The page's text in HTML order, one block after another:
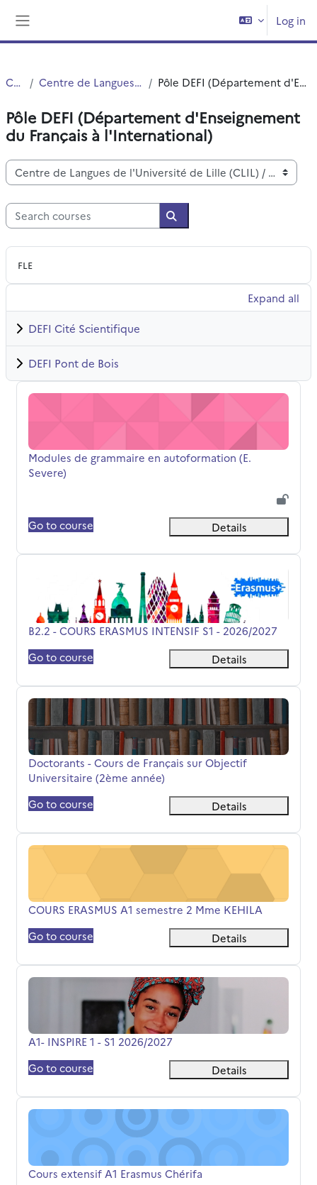
Log in
Courses Centre de Langues de l'Université de Lille (CLIL) Pôle DEFI (Département d'Enseignement du Français à l'International)
Pôle DEFI (Département d'Enseignement
du Français à l'International)
Course categories
Search courses
Search courses
FLE
Expand all
DEFI Cité Scientifique
DEFI Pont de Bois
Modules de grammaire en autoformation (E. Severe)
Course name
Modules de grammaire en autoformation (E.
Severe)
Go to course Details
B2.2 - COURS ERASMUS INTENSIF S1 - 2026/2027
Course name
B2.2 - COURS ERASMUS INTENSIF S1 - 2026/2027
Go to course
Details
Doctorants - Cours de Français sur Objectif Universitaire
Course name
Doctorants - Cours de Français sur Objectif
Universitaire (2ème année)
Go to course
Details
COURS ERASMUS A1 semestre 2 Mme KEHILA
Course name
COURS ERASMUS A1 semestre 2 Mme KEHILA
Go to course
Details
A1- INSPIRE 1 - S1 2026/2027
Course name
A1- INSPIRE 1 - S1 2026/2027
Go to course
Details
Cours extensif A1 Erasmus Chérifa
Course name
Cours extensif A1 Erasmus Chérifa